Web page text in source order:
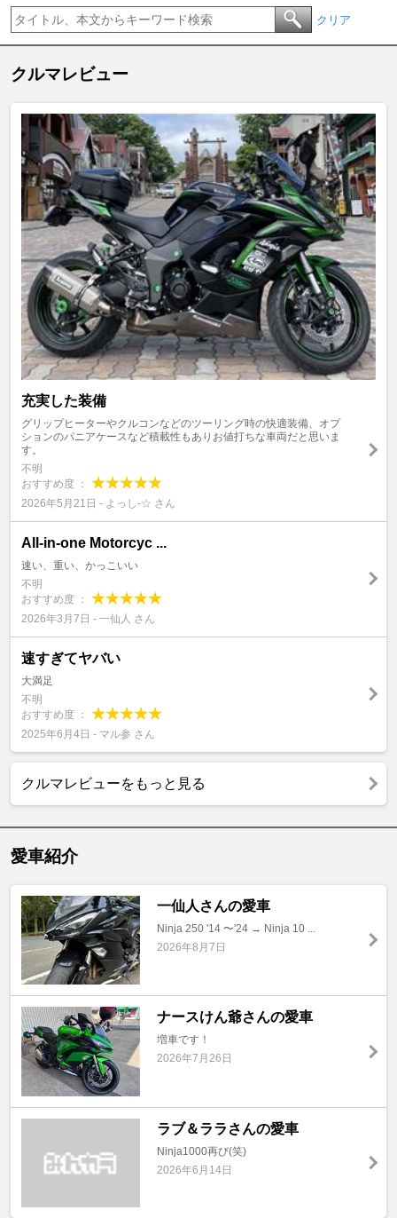
クリア
クルマレビュー
充実した装備
グリップヒーターやクルコンなどのツーリング時の快適装備、オプ
ションのパニアケースなど積載性もありお値打ちな車両だと思いま
す。
不明
おすすめ度 ：
2026年5月21日 - よっし-☆ さん
All-in-one Motorcyc ...
速い、重い、かっこいい
不明
おすすめ度 ：
2026年3月7日 - 一仙人 さん
速すぎてヤバい
大満足
不明
おすすめ度 ：
2025年6月4日 - マル参 さん
クルマレビューをもっと見る
愛車紹介
一仙人さんの愛車
Ninja 250 '14 〜'24 → Ninja 10 ...
2026年8月7日
ナースけん爺さんの愛車
増車です！
2026年7月26日
ラブ＆ララさんの愛車
Ninja1000再び(笑)
2026年6月14日